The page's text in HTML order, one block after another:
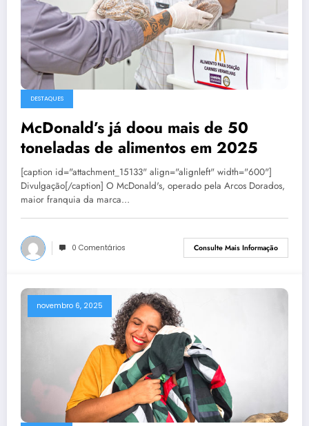
DESTAQUES
McDonald’s já doou mais de 50
toneladas de alimentos em 2025
[caption id="attachment_15133" align="alignleft" width="600"]
Divulgação[/caption] O McDonald's, operado pela Arcos Dorados,
maior franquia da marca…
0 Comentários Consulte Mais Informação
novembro 6, 2025